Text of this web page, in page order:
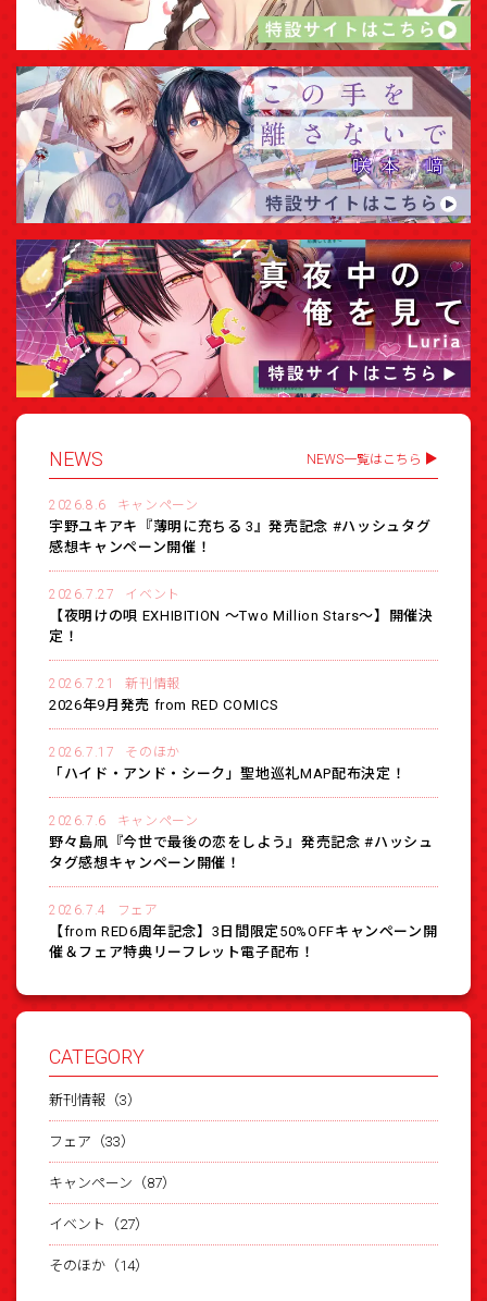
NEWS NEWS一覧はこちら
2026.8.6 キャンペーン
宇野ユキアキ『薄明に充ちる 3』発売記念 #ハッシュタグ
感想キャンペーン開催！
2026.7.27 イベント
【夜明けの唄 EXHIBITION 〜Two Million Stars〜】開催決
定！
2026.7.21 新刊情報
2026年9月発売 from RED COMICS
2026.7.17 そのほか
「ハイド・アンド・シーク」聖地巡礼MAP配布決定！
2026.7.6 キャンペーン
野々島凧『今世で最後の恋をしよう』発売記念 #ハッシュ
タグ感想キャンペーン開催！
2026.7.4 フェア
【from RED6周年記念】3日間限定50%OFFキャンペーン開
催＆フェア特典リーフレット電子配布！
CATEGORY
新刊情報（3）
フェア（33）
キャンペーン（87）
イベント（27）
そのほか（14）